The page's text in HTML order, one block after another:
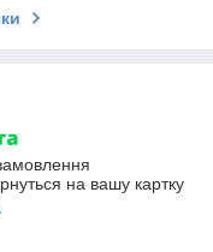
на вашу картку